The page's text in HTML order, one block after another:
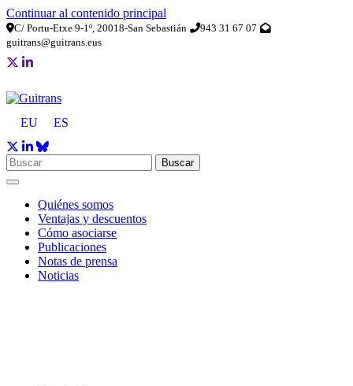
Continuar al contenido principal
C/ Portu-Etxe 9-1º, 20018-San Sebastián
943 31 67 07
guitrans@guitrans.eus
EU ES
Buscar
Quiénes somos
Ventajas y descuentos
Cómo asociarse
Publicaciones
Notas de prensa
Noticias